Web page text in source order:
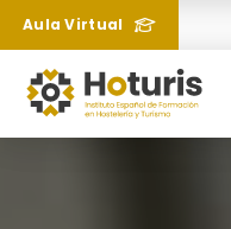
Aula Virtual